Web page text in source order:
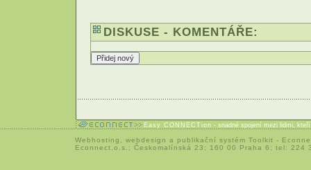
DISKUSE - KOMENTÁŘE:
Easy CONNECTion - snadné spojení mezi lidmi,
Webhosting webdesign a publikační systém Toolkit -
Econnect,o.s.; Českomalínská 23; 160 00 Praha 6; tel: 224